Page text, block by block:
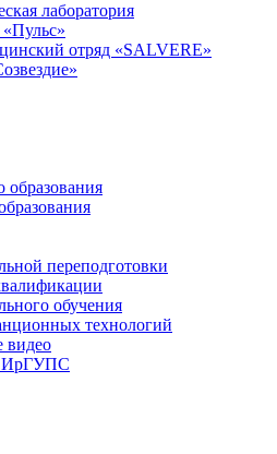
лаборатория
отряд «SALVERE»
образования
переподготовки
обучения
технологий
видео
ИрГУПС